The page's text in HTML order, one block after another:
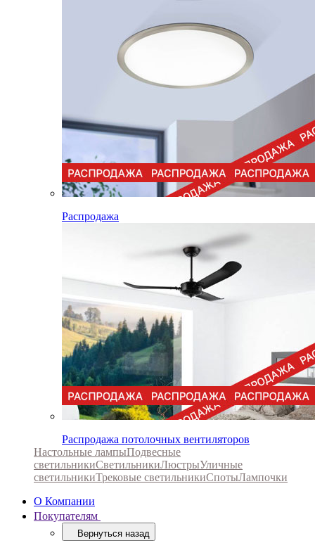
Распродажа
Распродажа потолочных вентиляторов
Настольные лампыПодвесные
светильникиСветильникиЛюстрыУличные
светильникиТрековые светильникиСпотыЛампочки
О Компании
Покупателям
Вернуться назад